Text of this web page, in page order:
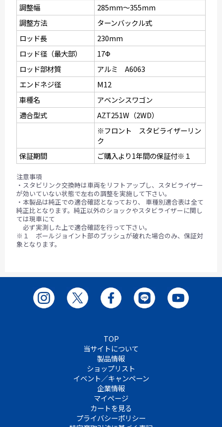
調整幅
285mm〜355mm
調整方法
ターンバックル式
ロッド長
230mm
ロッド径（最大部）
17Ф
ロッド部材質
アルミ A6063
エンドネジ径
M12
車種名
アベンシスワゴン
適合型式
AZT251W（2WD）
※フロント スタビライザーリン
ク
保証期間
ご購入より1年間の保証付※１
注意事項
・スタビリンク交換時は車両をリフトアップし、スタビライザー
が効いていない状態で左右の調整を実施して下さい。
・本製品は純正での適合確認となっており、 車種別適合表は全て
純正比となります。純正以外のショックやスタビライザーに関し
ては現車にて
必ず実測した上で適合確認を行って下さい。
※１ ボールジョイント部のブッシュが破れた場合のみ、保証対
象となります。
TOP
当サイトについて
製品情報
ショップリスト
イベント／キャンペーン
企業情報
マイページ
カートを見る
プライバシーポリシー